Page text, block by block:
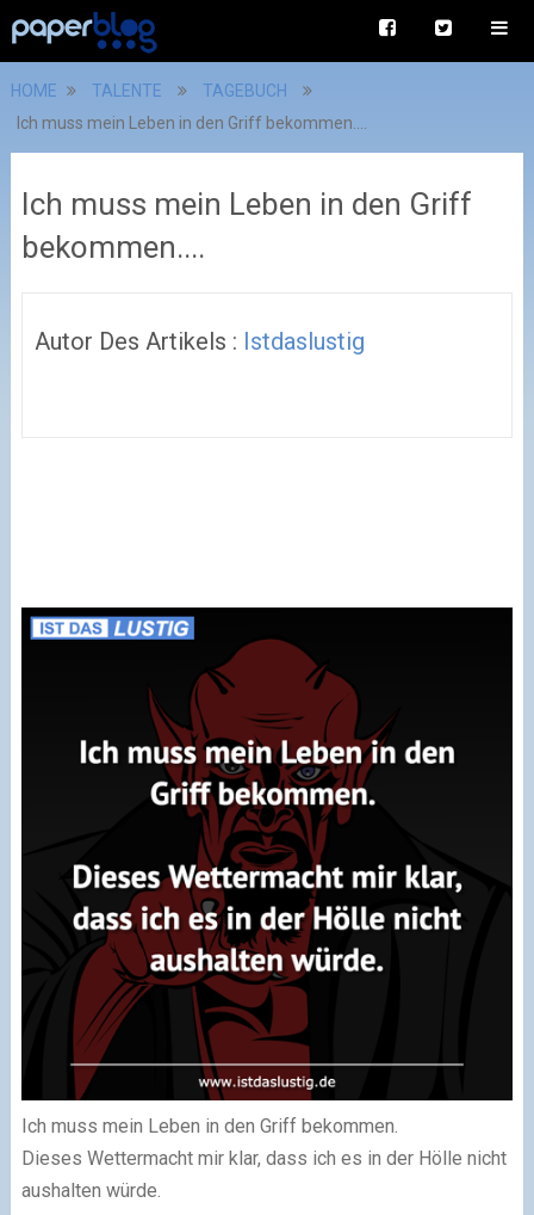
HOME TALENTE
TAGEBUCH
Ich muss mein Leben in den Griff bekommen....
Ich muss mein Leben in den Griff
bekommen....
Autor Des Artikels : Istdaslustig
Ich muss mein Leben in den Griff bekommen.
Dieses Wettermacht mir klar, dass ich es in der Hölle nicht
aushalten würde.